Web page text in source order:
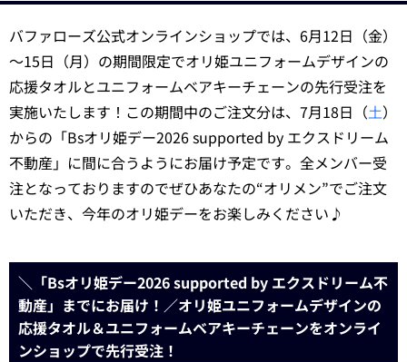
バファローズ公式オンラインショップでは、6月12日（金）
～15日（月）の期間限定でオリ姫ユニフォームデザインの
応援タオルとユニフォームベアキーチェーンの先行受注を
実施いたします！この期間中のご注文分は、7月18日（土）
からの「Bsオリ姫デー2026 supported by エクスドリーム
不動産」に間に合うようにお届け予定です。全メンバー受
注となっておりますのでぜひあなたの“オリメン”でご注文
いただき、今年のオリ姫デーをお楽しみください♪
＼「Bsオリ姫デー2026 supported by エクスドリーム不
動産」までにお届け！／オリ姫ユニフォームデザインの
応援タオル＆ユニフォームベアキーチェーンをオンライ
ンショップで先行受注！